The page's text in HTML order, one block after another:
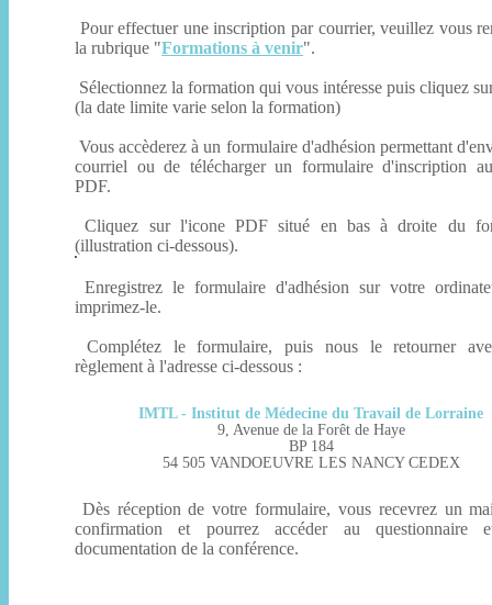
Pour effectuer une inscription par courrier, veuillez vous
la rubrique "Formations à venir".
Sélectionnez la formation qui vous intéresse puis cliquez
(la date limite varie selon la formation)
Vous accèderez à un formulaire d'adhésion permettant
courriel ou de télécharger un formulaire d'inscription
PDF.
Cliquez sur l'icone PDF situé en bas à droite du
(illustration ci-dessous).
Enregistrez le formulaire d'adhésion sur votre
imprimez-le.
Complétez le formulaire, puis nous le retourner
règlement à l'adresse ci-dessous :
IMTL - Institut de Médecine du Travail de Lorraine
9, Avenue de la Forêt de Haye
BP 184
54 505 VANDOEUVRE LES NANCY CEDEX
Dès réception de votre formulaire, vous recevrez un
confirmation et pourrez accéder au
documentation de la conférence.